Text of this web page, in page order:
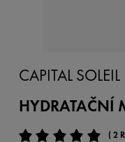
CAPITAL SOLEIL
HYDRATAČNÍ
( 2